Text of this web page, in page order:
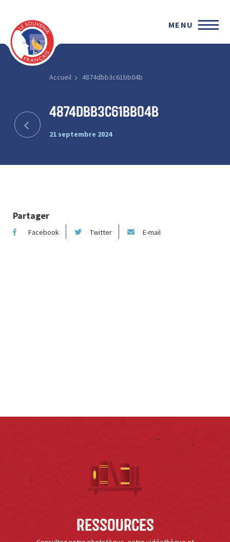
MENU
Accueil 4874dbb3c61bb04b
4874dbb3c61bb04b
21 septembre 2024
Partager
Facebook Twitter E-mail
Ressources